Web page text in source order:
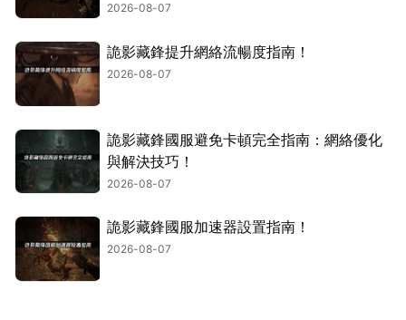
2026-08-07
詭影藏鋒提升網絡流暢度指南！
2026-08-07
詭影藏鋒國服避免卡頓完全指南：網絡優化
與解決技巧！
2026-08-07
詭影藏鋒國服加速器設置指南！
2026-08-07